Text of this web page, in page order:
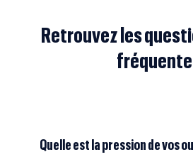
Retrouvez les
Quelle est la pression de vos